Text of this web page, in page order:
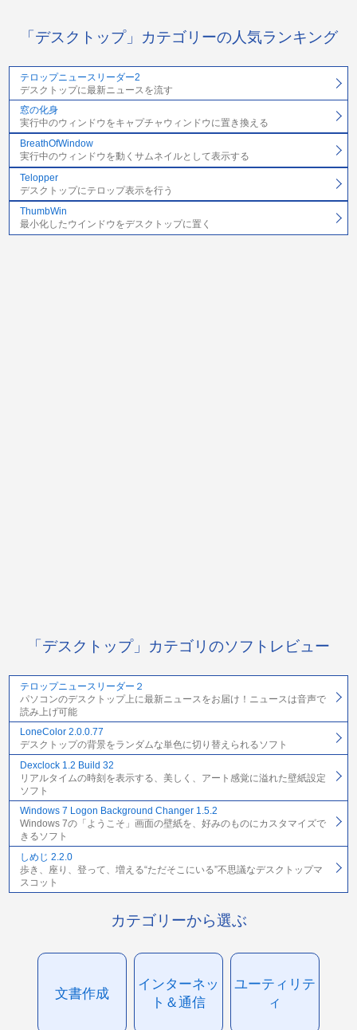
「デスクトップ」カテゴリーの人気ランキング
テロップニュースリーダー2
デスクトップに最新ニュースを流す
窓の化身
実行中のウィンドウをキャプチャウィンドウに置き換える
BreathOfWindow
実行中のウィンドウを動くサムネイルとして表示する
Telopper
デスクトップにテロップ表示を行う
ThumbWin
最小化したウインドウをデスクトップに置く
「デスクトップ」カテゴリのソフトレビュー
テロップニュースリーダー２
パソコンのデスクトップ上に最新ニュースをお届け！ニュースは音声で
読み上げ可能
LoneColor 2.0.0.77
デスクトップの背景をランダムな単色に切り替えられるソフト
Dexclock 1.2 Build 32
リアルタイムの時刻を表示する、美しく、アート感覚に溢れた壁紙設定
ソフト
Windows 7 Logon Background Changer 1.5.2
Windows 7の「ようこそ」画面の壁紙を、好みのものにカスタマイズで
きるソフト
しめじ 2.2.0
歩き、座り、登って、増える“ただそこにいる”不思議なデスクトップマ
スコット
カテゴリーから選ぶ
文書作成
インターネッ
ト＆通信
ユーティリテ
ィ